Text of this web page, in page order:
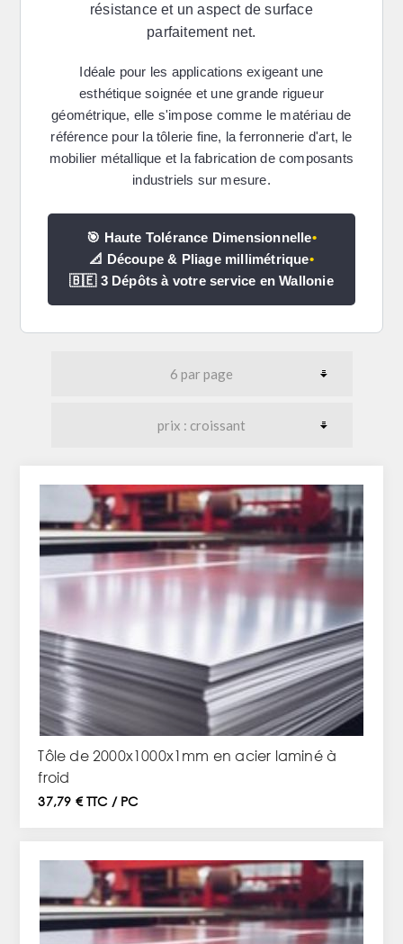
résistance et un aspect de surface
parfaitement net.
Idéale pour les applications exigeant une
esthétique soignée et une grande rigueur
géométrique, elle s'impose comme le matériau de
référence pour la tôlerie fine, la ferronnerie d'art, le
mobilier métallique et la fabrication de composants
industriels sur mesure.
🎯 Haute Tolérance Dimensionnelle•
📐 Découpe & Pliage millimétrique•
🇧🇪 3 Dépôts à votre service en Wallonie
Tôle de 2000x1000x1mm en acier laminé à
froid
37,79 € TTC / PC